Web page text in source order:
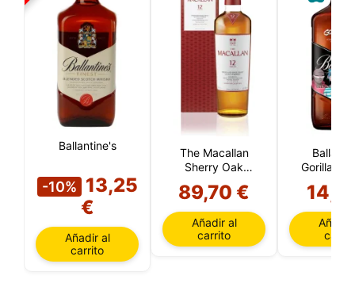
Ballantine's
-10% 13,25
€
Añadir al
carrito
The Macallan
Sherry Oak
Años
89,70 €
Añadir al
carrito
Gorillaz
Añadir